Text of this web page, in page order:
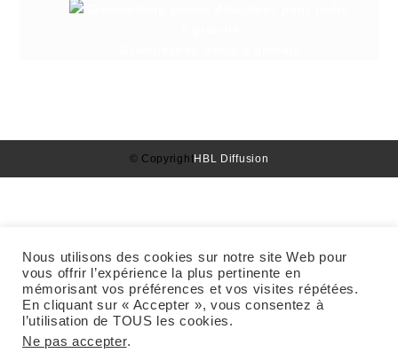
© CopyrightHBL Diffusion
Nous utilisons des cookies sur notre site Web pour
vous offrir l’expérience la plus pertinente en
mémorisant vos préférences et vos visites répétées.
En cliquant sur « Accepter », vous consentez à
l’utilisation de TOUS les cookies.
Ne pas accepter.